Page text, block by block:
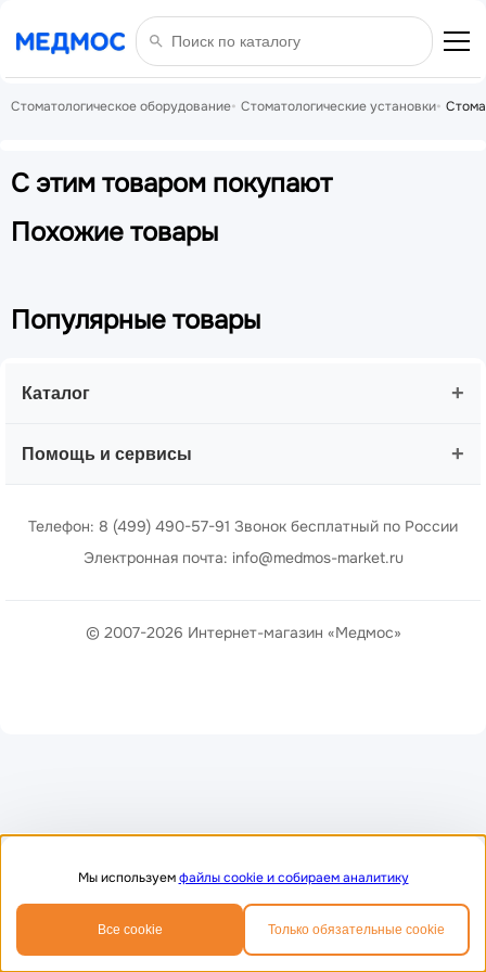
Главная Избранное
0
Корзина Телефон MAX
Стоматологическое оборудование Стоматологические установки
С этим товаром покупают
Похожие товары
Популярные товары
Каталог +
Помощь и сервисы +
Телефон: 8 (499) 490-57-91 Звонок бесплатный по России
Электронная почта: info@medmos-market.ru
© 2007-2026 Интернет-магазин «Медмос»
Мы используемфайлы cookie и собираем аналитику
Все cookie Только обязательные cookie